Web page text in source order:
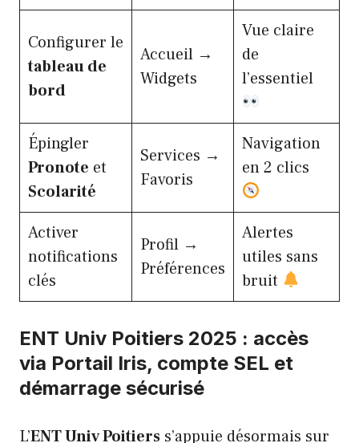
Configurer le
tableau de
bord
Accueil →
Widgets
Vue claire
de
l’essentiel
Épingler
Pronote et
Scolarité
Services →
Favoris
Navigation
en 2 clics
Activer
notifications
clés
Profil →
Préférences
Alertes
utiles sans
bruit
ENT Univ Poitiers 2025 : accès
via Portail Iris, compte SEL et
démarrage sécurisé
L’ENT Univ Poitiers s’appuie désormais sur